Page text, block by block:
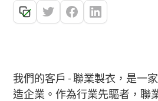
我們的客戶 - 聯業製衣，是一
造企業。作為行業先驅者，聯